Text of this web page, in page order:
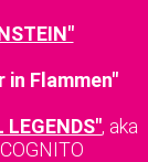
Flammen"
LEGENDS", aka